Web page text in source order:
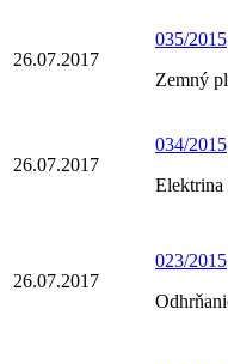
26.07.2017
035/2015
Zemný
26.07.2017
034/2015
Elektrina
26.07.2017
023/2015